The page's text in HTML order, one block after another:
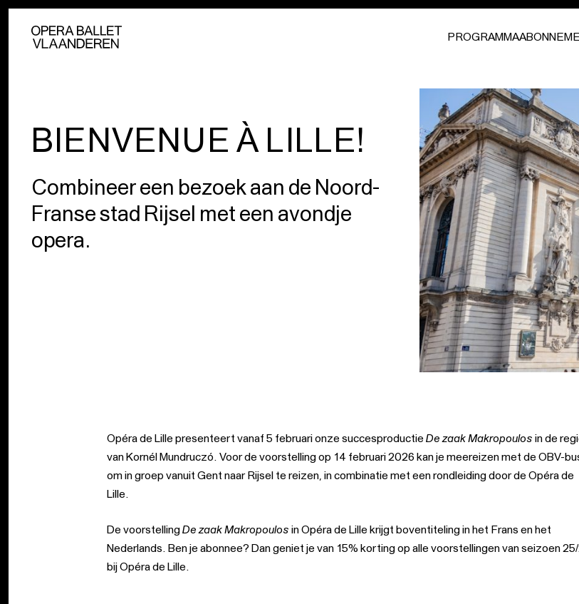
PROGRAMMA
BIENVENUE À LILLE!
Combineer een bezoek aan de Noord-
Franse stad Rijsel met een avondje
opera.
Opéra de Lille presenteert vanaf 5 februari onze succesproductieDe zaak Makropoulos in de
van Kornél Mundruczó. Voor de voorstelling op 14 februari 2026 kan je meereizen met de OBV-
om in groep vanuit Gent naar Rijsel te reizen, in combinatie met een rondleiding door de Opéra de
Lille.
De voorstellingDe zaak Makropoulos in Opéra de Lille krijgt boventiteling in het Frans en het
Nederlands. Ben je abonnee? Dan geniet je van 15% korting op alle voorstellingen van seizoen
bij Opéra de Lille.